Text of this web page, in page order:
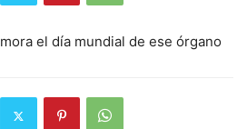
el día mundial de ese órgano